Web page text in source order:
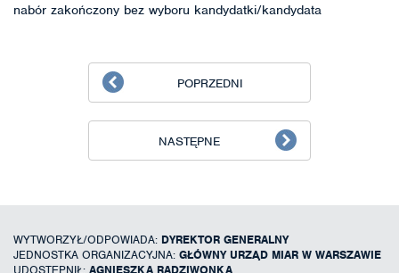
nabór zakończony bez wyboru kandydatki/kandydata
POPRZEDNI
NASTĘPNE
WYTWORZYŁ/ODPOWIADA: DYREKTOR GENERALNY
JEDNOSTKA ORGANIZACYJNA: GŁÓWNY URZĄD MIAR W WARSZAWIE
UDOSTĘPNIŁ: AGNIESZKA RADZIWONKA